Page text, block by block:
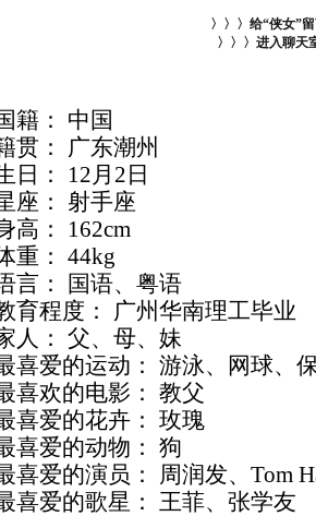
〉〉〉给“侠女”
〉〉〉进入聊天
： 中国
： 广东潮州
： 12月2日
： 射手座
： 162cm
： 44kg
： 国语、粤语
程度： 广州华南理工毕业
： 父、母、妹
爱的运动： 游泳、网球、
欢的电影： 教父
爱的花卉： 玫瑰
爱的动物： 狗
爱的演员： 周润发、Tom
爱的歌星： 王菲、张学友